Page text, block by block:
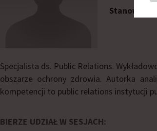
Stanowisko:
Specjalista ds. Public Relations.
obszarze ochrony zdrowia. Autorka
kompetencji to public relations instytucji
BIERZE UDZIAŁ W SESJACH: